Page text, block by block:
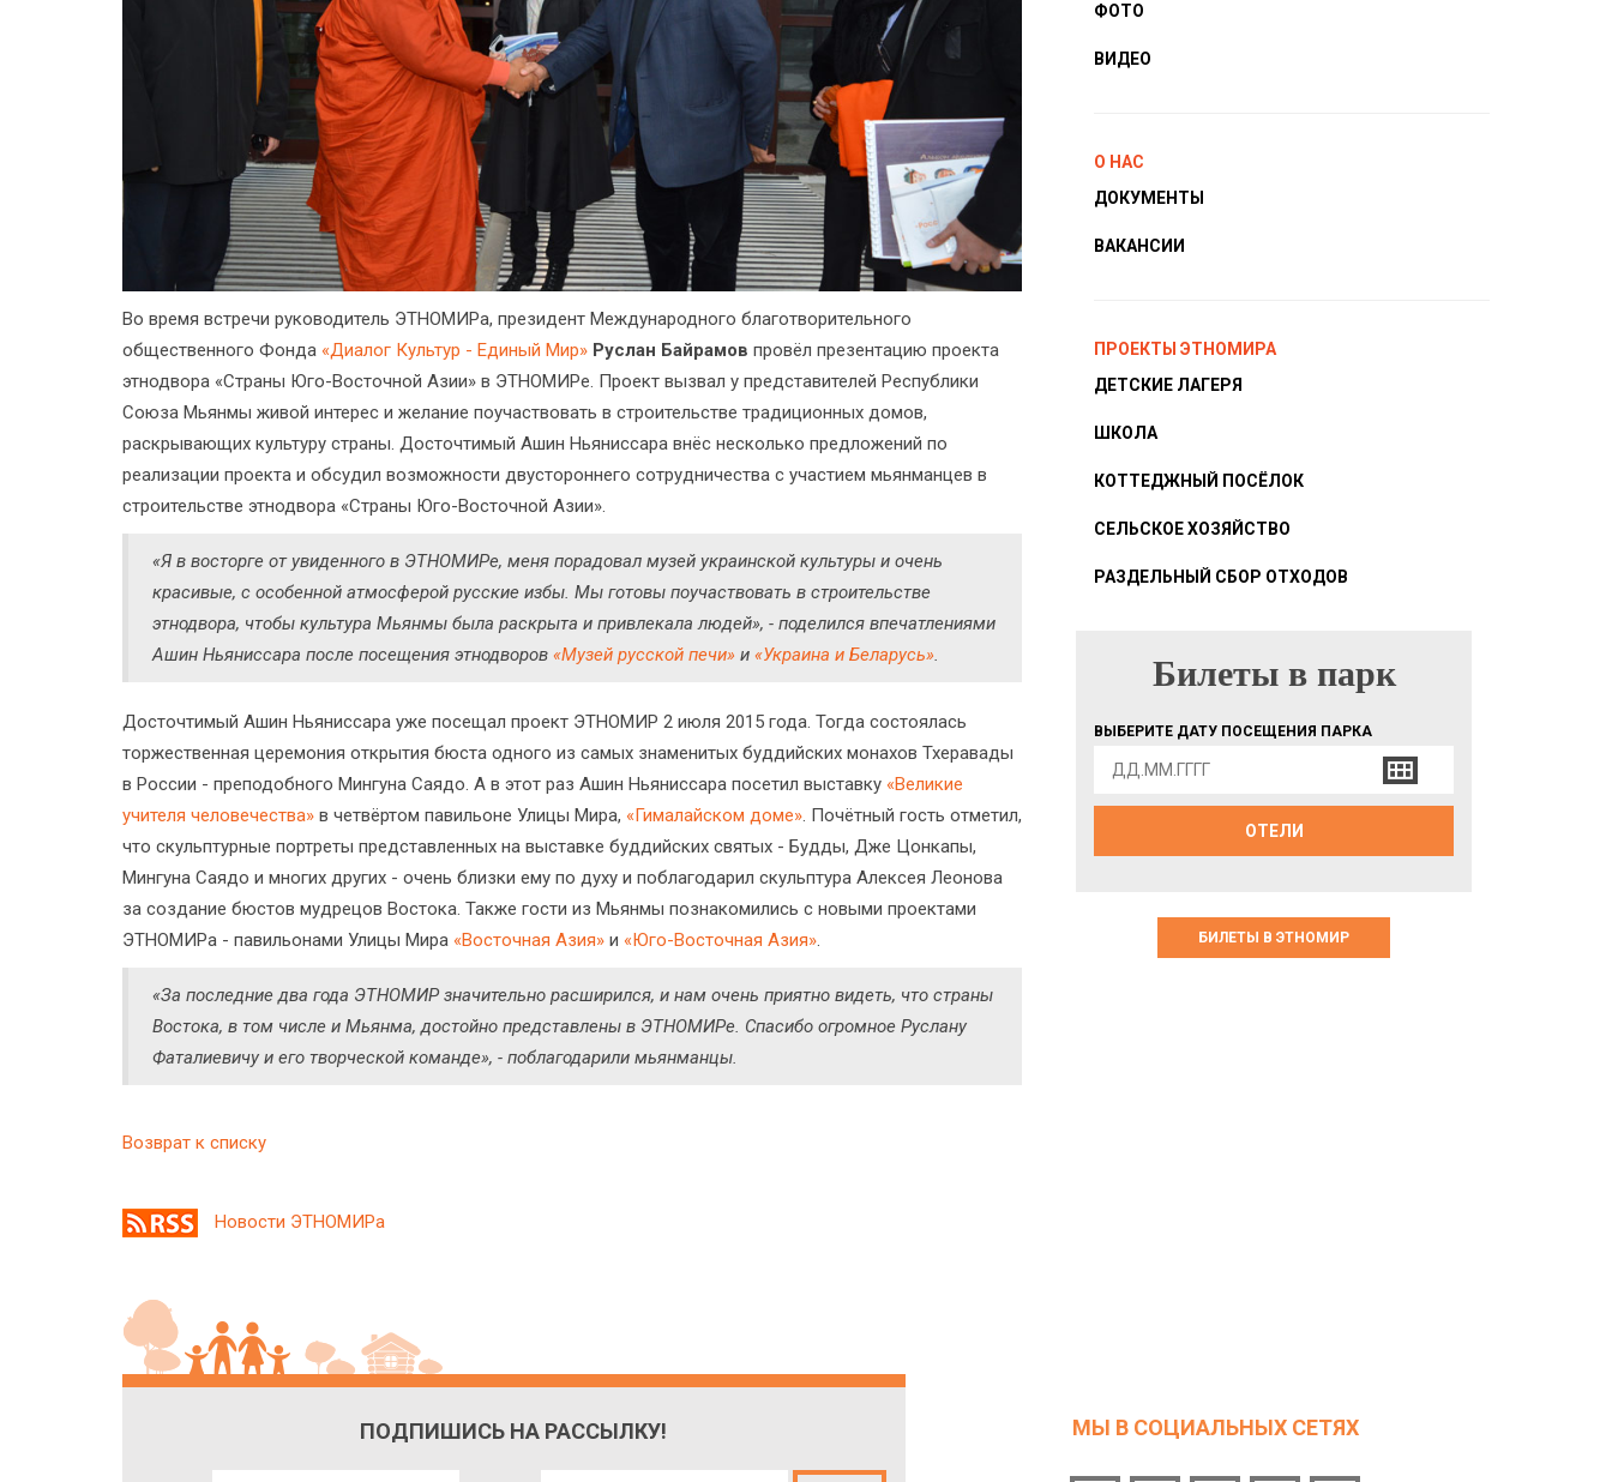
Во время встречи руководитель ЭТНОМИРа, президент Международного благотворительного
общественного Фонда «Диалог Культур - Единый Мир» Руслан Байрамов провёл презентацию проекта
этнодвора «Страны Юго-Восточной Азии» в ЭТНОМИРе. Проект вызвал у представителей Республики
Союза Мьянмы живой интерес и желание поучаствовать в строительстве традиционных домов,
раскрывающих культуру страны. Досточтимый Ашин Ньяниссара внёс несколько предложений по
реализации проекта и обсудил возможности двустороннего сотрудничества с участием мьянманцев в
строительстве этнодвора «Страны Юго-Восточной Азии».
«Я в восторге от увиденного в ЭТНОМИРе, меня порадовал музей украинской культуры и очень
красивые, с особенной атмосферой русские избы. Мы готовы поучаствовать в строительстве
этнодвора, чтобы культура Мьянмы была раскрыта и привлекала людей», - поделился впечатлениями
Ашин Ньяниссара после посещения этнодворов «Музей русской печи» и «Украина и Беларусь».
Досточтимый Ашин Ньяниссара уже посещал проект ЭТНОМИР 2 июля 2015 года. Тогда состоялась
торжественная церемония открытия бюста одного из самых знаменитых буддийских монахов Тхеравады
в России - преподобного Мингуна Саядо. А в этот раз Ашин Ньяниссара посетил выставку «Великие
учителя человечества» в четвёртом павильоне Улицы Мира, «Гималайском доме». Почётный гость отметил,
что скульптурные портреты представленных на выставке буддийских святых - Будды, Дже Цонкапы,
Мингуна Саядо и многих других - очень близки ему по духу и поблагодарил скульптура Алексея Леонова
за создание бюстов мудрецов Востока. Также гости из Мьянмы познакомились с новыми проектами
ЭТНОМИРа - павильонами Улицы Мира «Восточная Азия» и «Юго-Восточная Азия».
«За последние два года ЭТНОМИР значительно расширился, и нам очень приятно видеть, что страны
Востока, в том числе и Мьянма, достойно представлены в ЭТНОМИРе. Спасибо огромное Руслану
Фаталиевичу и его творческой команде», - поблагодарили мьянманцы.
Возврат к списку
ФОТО
ВИДЕО
О НАС
ДОКУМЕНТЫ
ВАКАНСИИ
ПРОЕКТЫ ЭТНОМИРА
ДЕТСКИЕ ЛАГЕРЯ
ШКОЛА
КОТТЕДЖНЫЙ ПОСЁЛОК
СЕЛЬСКОЕ ХОЗЯЙСТВО
РАЗДЕЛЬНЫЙ СБОР ОТХОДОВ
БИЛЕТЫ В ПАРК
Билеты в парк
ВЫБЕРИТЕ ДАТУ ПОСЕЩЕНИЯ ПАРКА
ОТЕЛИ
БИЛЕТЫ В ЭТНОМИР
Новости ЭТНОМИРа
ПОДПИШИСЬ НА РАССЫЛКУ! МЫ В СОЦИАЛЬНЫХ СЕТЯХ